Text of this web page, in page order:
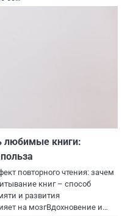
любимые книги:
повторного чтения: зачем
книг – способ
и развития
на мозгВдохновение и…